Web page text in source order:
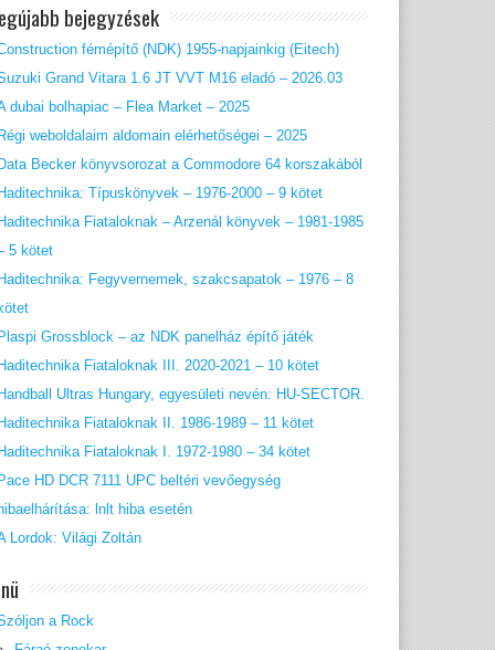
bejegyzések
fémépítő (NDK) 1955-napjainkig (Eitech)
Grand Vitara 1.6 JT VVT M16 eladó – 2026.03
dubai bolhapiac – Flea Market – 2025
weboldalaim aldomain elérhetőségei – 2025
Becker könyvsorozat a Commodore 64 korszakából
Típuskönyvek – 1976-2000 – 9 kötet
Fiataloknak – Arzenál könyvek – 1981-1985
5 kötet
Fegyvernemek, szakcsapatok – 1976 – 8
Grossblock – az NDK panelház építő játék
Fiataloknak III. 2020-2021 – 10 kötet
Ultras Hungary, egyesületi nevén: HU-SECTOR.
Fiataloknak II. 1986-1989 – 11 kötet
Fiataloknak I. 1972-1980 – 34 kötet
HD DCR 7111 UPC beltéri vevőegység
lnlt hiba esetén
Lordok: Világi Zoltán
a Rock